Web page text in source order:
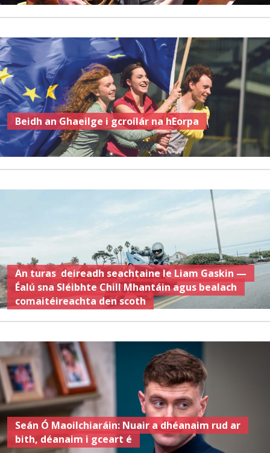
Beidh an Ghaeilge i gcroílár na hEorpa
An turas deireadh seachtaine le Liam Gaskin —
Éalú sna Sléibhte Chill Mhantáin agus bealach
comaitéireachta den scoth
Seán Ó Maoilchiaráin: Nuair a dhéanaim rud ar
bith, déanaim i gceart é